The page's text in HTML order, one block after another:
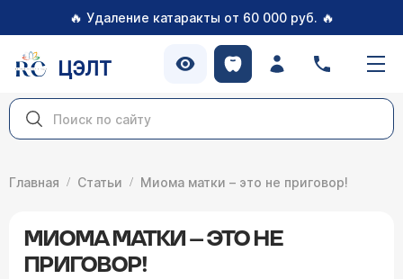
🔥 Удаление катаракты от 60 000 руб. 🔥
ЦЭЛТ
Главная Статьи Миома матки – это не приговор!
МИОМА МАТКИ – ЭТО НЕ
ПРИГОВОР!